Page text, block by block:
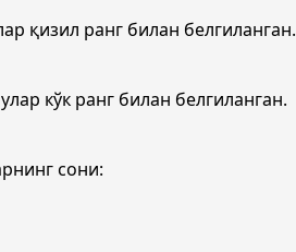
қизил ранг билан белгиланган.
кўк ранг билан белгиланган.
сони: